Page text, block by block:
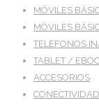
MÓVILES
MÓVILES
TELEFONOS
TABLET /
ACCESORIOS